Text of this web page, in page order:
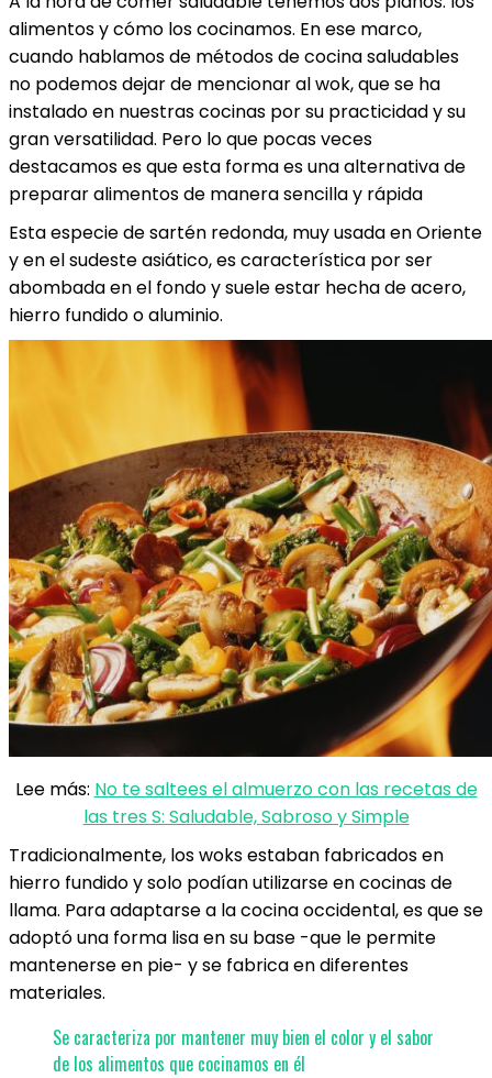
alimentos y cómo los cocinamos. En ese marco,
cuando hablamos de métodos de cocina saludables
no podemos dejar de mencionar al wok, que se ha
instalado en nuestras cocinas por su practicidad y su
gran versatilidad. Pero lo que pocas veces
destacamos es que esta forma es una alternativa de
preparar alimentos de manera sencilla y rápida
Esta especie de sartén redonda, muy usada en Oriente
y en el sudeste asiático, es característica por ser
abombada en el fondo y suele estar hecha de acero,
hierro fundido o aluminio.
Lee más: No te saltees el almuerzo con las recetas de
las tres S: Saludable, Sabroso y Simple
Tradicionalmente, los woks estaban fabricados en
hierro fundido y solo podían utilizarse en cocinas de
llama. Para adaptarse a la cocina occidental, es que se
adoptó una forma lisa en su base -que le permite
mantenerse en pie- y se fabrica en diferentes
materiales.
Se caracteriza por mantener muy bien el color y el sabor
de los alimentos que cocinamos en él